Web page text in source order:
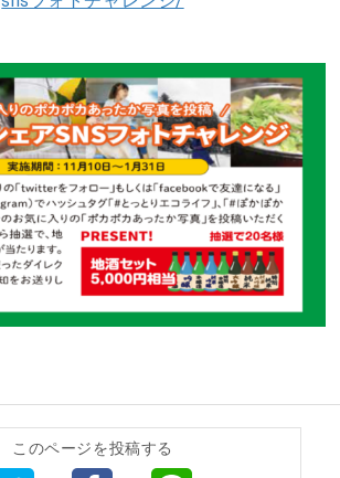
このページを投稿する